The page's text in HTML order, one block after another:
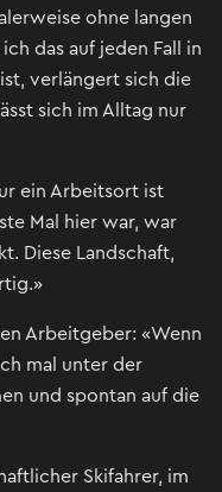
ohne langen
das auf jeden Fall in
verlängert sich die
sich im Alltag nur
ein Arbeitsort ist
Mal hier war, war
Diese Landschaft,
Arbeitgeber: «Wenn
mal unter der
und spontan auf die
Skifahrer, im